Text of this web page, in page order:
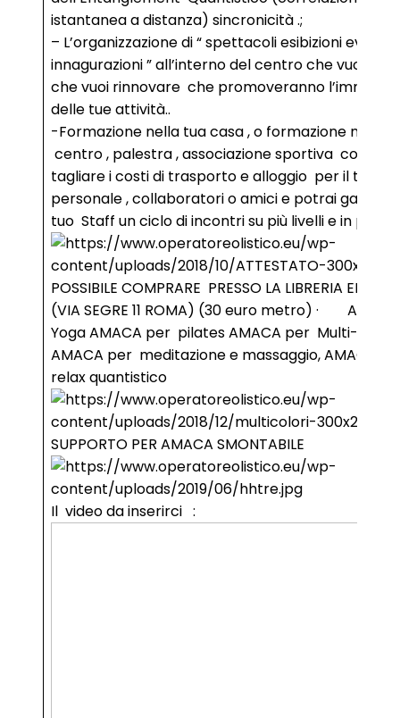
istantanea a distanza) sincronicità .;
– L’organizzazione di “ spettacoli esibizioni eventi
innagurazioni ” all’interno del centro che vuoi
che vuoi rinnovare che promoveranno
delle tue attività..
-Formazione nella tua casa , o formazione nel tuo
centro , palestra , associazione sportiva così
tagliare i costi di trasporto e alloggio per il tuo
personale , collaboratori o amici e potrai
tuo Staff un ciclo di incontri su più livelli e in più
POSSIBILE COMPRARE PRESSO LA LIBRERIA EFESTO
(VIA SEGRE 11 ROMA) (30 euro metro) ·
Yoga AMACA per pilates AMACA per Multi-
AMACA per meditazione e massaggio, AMACA
relax quantistico
SUPPORTO PER AMACA SMONTABILE
Il video da inserirci :